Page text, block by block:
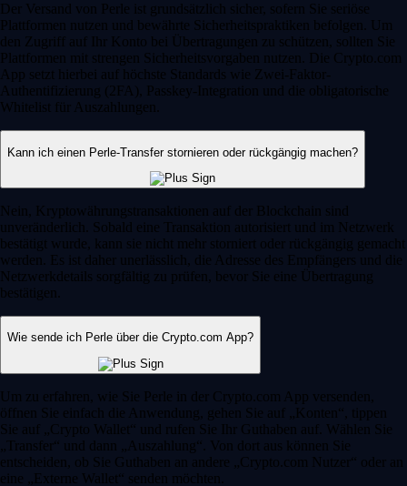
Der Versand von Perle ist grundsätzlich sicher, sofern Sie seriöse
Plattformen nutzen und bewährte Sicherheitspraktiken befolgen. Um
den Zugriff auf Ihr Konto bei Übertragungen zu schützen, sollten Sie
Plattformen mit strengen Sicherheitsvorgaben nutzen. Die Crypto.com
App setzt hierbei auf höchste Standards wie Zwei-Faktor-
Authentifizierung (2FA), Passkey-Integration und die obligatorische
Whitelist für Auszahlungen.
Kann ich einen Perle-Transfer stornieren oder rückgängig machen?
Nein, Kryptowährungstransaktionen auf der Blockchain sind
unveränderlich. Sobald eine Transaktion autorisiert und im Netzwerk
bestätigt wurde, kann sie nicht mehr storniert oder rückgängig gemacht
werden. Es ist daher unerlässlich, die Adresse des Empfängers und die
Netzwerkdetails sorgfältig zu prüfen, bevor Sie eine Übertragung
bestätigen.
Wie sende ich Perle über die Crypto.com App?
Um zu erfahren, wie Sie Perle in der Crypto.com App versenden,
öffnen Sie einfach die Anwendung, gehen Sie auf „Konten“, tippen
Sie auf „Crypto Wallet“ und rufen Sie Ihr Guthaben auf. Wählen Sie
„Transfer“ und dann „Auszahlung“. Von dort aus können Sie
entscheiden, ob Sie Guthaben an andere „Crypto.com Nutzer“ oder an
eine „Externe Wallet“ senden möchten.